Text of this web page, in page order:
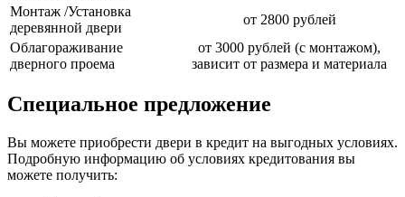
Монтаж /Установка
деревянной двери
от 2800 рублей
Облагораживание
дверного проема
от 3000 рублей (с монтажом),
зависит от размера и материала
Специальное предложение
Вы можете приобрести двери в кредит на выгодных условиях.
Подробную информацию об условиях кредитования вы
можете получить: